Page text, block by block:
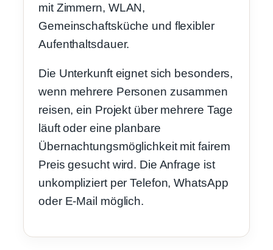
mit Zimmern, WLAN,
Gemeinschaftsküche und flexibler
Aufenthaltsdauer.
Die Unterkunft eignet sich besonders,
wenn mehrere Personen zusammen
reisen, ein Projekt über mehrere Tage
läuft oder eine planbare
Übernachtungsmöglichkeit mit fairem
Preis gesucht wird. Die Anfrage ist
unkompliziert per Telefon, WhatsApp
oder E-Mail möglich.